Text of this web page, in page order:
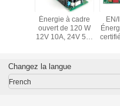
24V
AC
Énergie à cadre
ouvert de 120 W
12V 10A, 24V 5A,
applications de
contrôle industriel
EN/
Changez la langue
French